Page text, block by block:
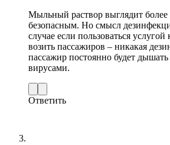
Мыльный раствор выглядит
безопасным. Но смысл
случае если пользоваться
возить пассажиров – никакая
пассажир постоянно будет
вирусами.
Ответить